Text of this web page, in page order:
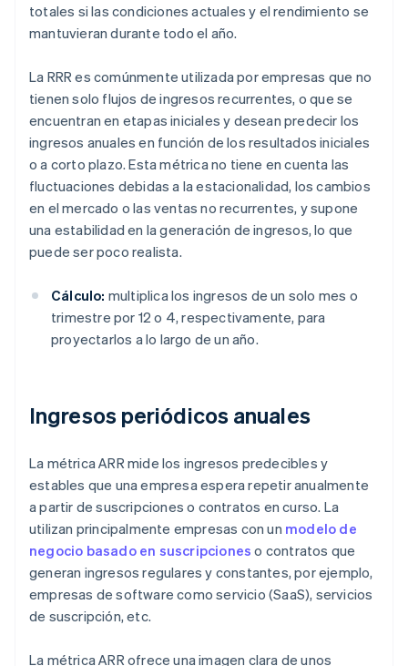
totales si las condiciones actuales y el rendimiento se
mantuvieran durante todo el año.
La RRR es comúnmente utilizada por empresas que no
tienen solo flujos de ingresos recurrentes, o que se
encuentran en etapas iniciales y desean predecir los
ingresos anuales en función de los resultados iniciales
o a corto plazo. Esta métrica no tiene en cuenta las
fluctuaciones debidas a la estacionalidad, los cambios
en el mercado o las ventas no recurrentes, y supone
una estabilidad en la generación de ingresos, lo que
puede ser poco realista.
Cálculo: multiplica los ingresos de un solo mes o
trimestre por 12 o 4, respectivamente, para
proyectarlos a lo largo de un año.
Ingresos periódicos anuales
La métrica ARR mide los ingresos predecibles y
estables que una empresa espera repetir anualmente
a partir de suscripciones o contratos en curso. La
utilizan principalmente empresas con un modelo de
negocio basado en suscripciones o contratos que
generan ingresos regulares y constantes, por ejemplo,
empresas de software como servicio (SaaS), servicios
de suscripción, etc.
La métrica ARR ofrece una imagen clara de unos